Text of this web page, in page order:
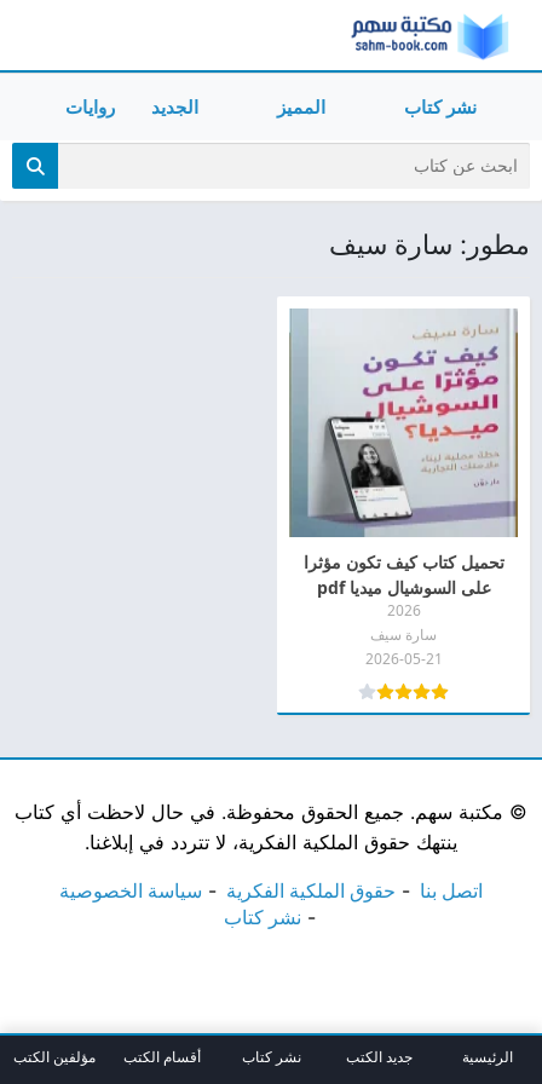
نشر كتاب المميز الجديد روايات
مطور: سارة سيف
تحميل كتاب كيف تكون مؤثرا
على السوشيال ميديا pdf
2026
سارة سيف
2026-05-21
© مكتبة سهم. جميع الحقوق محفوظة. في حال لاحظت أي كتاب
ينتهك حقوق الملكية الفكرية، لا تتردد في إبلاغنا.
اتصل بنا حقوق الملكية الفكرية
سياسة الخصوصية
نشر كتاب
الرئيسية جديد الكتب نشر كتاب أقسام الكتب مؤلفين الكتب